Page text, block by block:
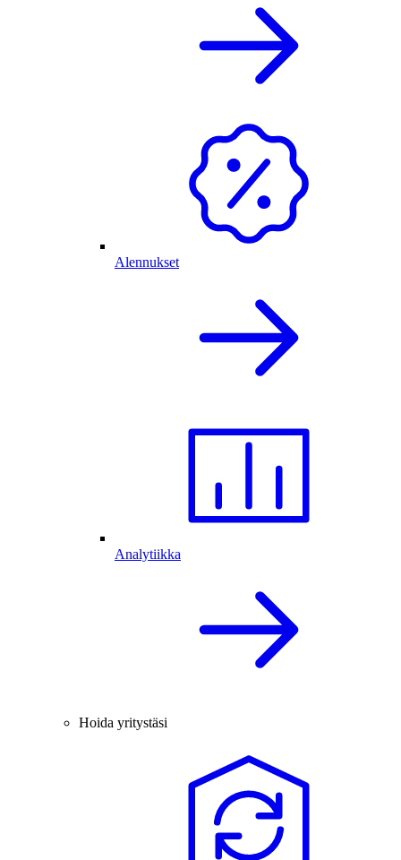
Alennukset
Analytiikka
Hoida yritystäsi